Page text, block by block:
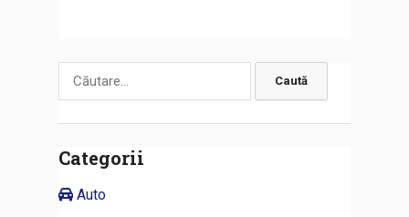
Caută
după:
Categorii
Auto